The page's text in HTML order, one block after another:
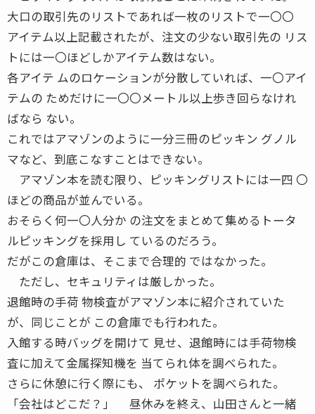
大口の取引先のリストであれば一枚のリストで一〇〇
アイテム以上記載されたが、注文の少ない取引先の リス
トには一〇ほどしかアイテム数はない。
各アイテ ムのロケーションが分散していれば、一〇アイ
テムの ためだけに一〇〇メートル以上歩き回らなけれ
ばなら ない。
これではアマゾンのように一分三冊のピッキン グノル
マなど、到底こなすことはできない。
アマゾン本を読む限り、ピッキングリストには一四 〇
ほどの商品が並んでいる。
おそらく何一〇人分か の注文をまとめて集めるトータ
ルピッキングを採用し ているのだろう。
だがこの倉庫は、そこまで合理的 ではなかった。
ただし、セキュリティは厳しかった。
退館時の手荷 物検査がアマゾン本に紹介されていた
が、同じことが この倉庫でも行われた。
入館する時バッグを開けて 見せ、退館時には手荷物検
査に加えて金属探知機を 当てられ体を調べられた。
さらに休憩に行く際にも、 ポケットを調べられた。
「会社はどこだ？」 昼休みを終え、山田さんと一緒